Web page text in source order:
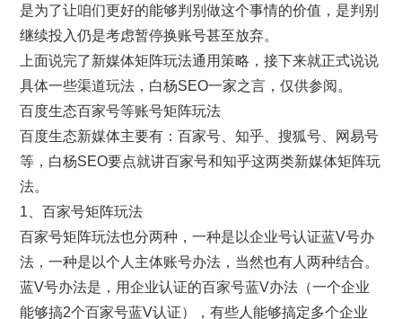
是为了让咱们更好的能够判别做这个事情的价值，是判别
继续投入仍是考虑暂停换账号甚至放弃。
上面说完了新媒体矩阵玩法通用策略，接下来就正式说说
具体一些渠道玩法，白杨SEO一家之言，仅供参阅。
百度生态百家号等账号矩阵玩法
百度生态新媒体主要有：百家号、知乎、搜狐号、网易号
等，白杨SEO要点就讲百家号和知乎这两类新媒体矩阵玩
法。
1、百家号矩阵玩法
百家号矩阵玩法也分两种，一种是以企业号认证蓝V号办
法，一种是以个人主体账号办法，当然也有人两种结合。
蓝V号办法是，用企业认证的百家号蓝V办法（一个企业
能够搞2个百家号蓝V认证），有些人能够搞定多个企业